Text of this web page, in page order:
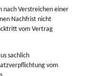
nach Verstreichen einer
Nachfrist nicht
vom Vertrag
sachlich
vom